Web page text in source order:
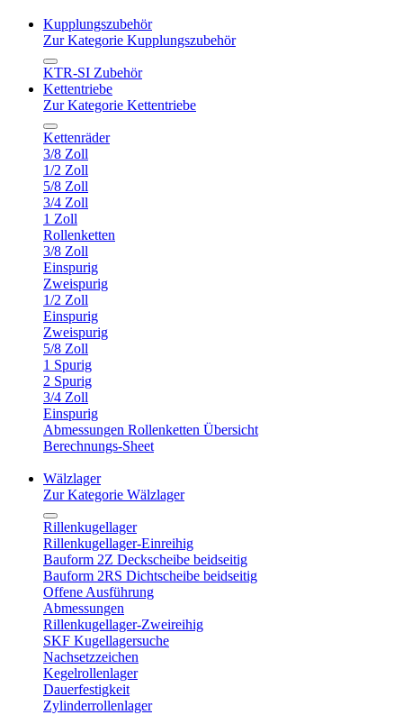
Kupplungszubehör
Zur Kategorie Kupplungszubehör
KTR-SI Zubehör
Kettentriebe
Zur Kategorie Kettentriebe
Kettenräder
3/8 Zoll
1/2 Zoll
5/8 Zoll
3/4 Zoll
1 Zoll
Rollenketten
3/8 Zoll
Einspurig
Zweispurig
1/2 Zoll
Einspurig
Zweispurig
5/8 Zoll
1 Spurig
2 Spurig
3/4 Zoll
Einspurig
Abmessungen Rollenketten Übersicht
Berechnungs-Sheet
Wälzlager
Zur Kategorie Wälzlager
Rillenkugellager
Rillenkugellager-Einreihig
Bauform 2Z Deckscheibe beidseitig
Bauform 2RS Dichtscheibe beidseitig
Offene Ausführung
Abmessungen
Rillenkugellager-Zweireihig
SKF Kugellagersuche
Nachsetzzeichen
Kegelrollenlager
Dauerfestigkeit
Zylinderrollenlager